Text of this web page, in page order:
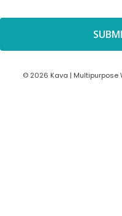
© 2026 Kava | Multipurpose